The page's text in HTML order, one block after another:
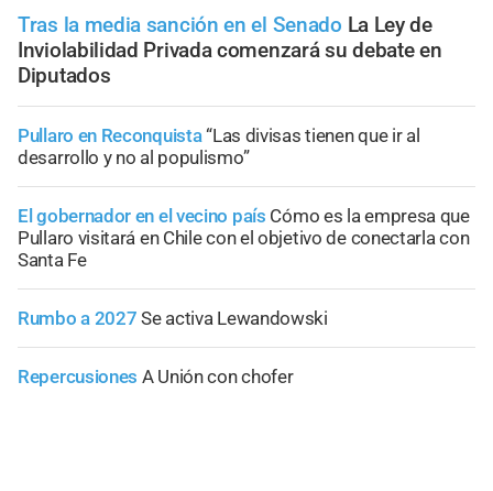
Tras la media sanción en el Senado La Ley de
Inviolabilidad Privada comenzará su debate en
Diputados
Pullaro en Reconquista“Las divisas tienen que ir al
desarrollo y no al populismo”
El gobernador en el vecino país Cómo es la empresa que
Pullaro visitará en Chile con el objetivo de conectarla con
Santa Fe
Rumbo a 2027 Se activa Lewandowski
Repercusiones A Unión con chofer